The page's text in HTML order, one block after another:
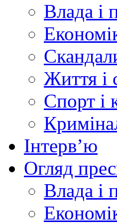
Влада і
Життя і
Спорт і
Інтерв’ю
Огляд
Влада і